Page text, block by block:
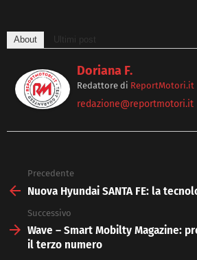
About Ultimi post
Doriana F.
Redattore di ReportMotori.it
redazione@reportmotori.it
more
Precedente
Nuova Hyundai SANTA FE: la
Successivo
Wave – Smart Mobilty Magazine:
il terzo numero